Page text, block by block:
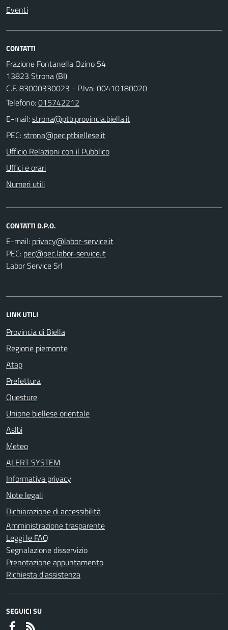
Eventi
CONTATTI
Frazione Fontanella Ozino 54
13823 Strona (BI)
C.F. 83000330023 - P.Iva: 00410180020
Telefono:015742212
E-mail:
PEC:
Ufficio Relazioni con il Pubblico
Uffici e orari
Numeri utili
CONTATTI D.P.O.
E-mail:
PEC:
Labor Service Srl
LINK UTILI
Provincia di Biella
Regione piemonte
Atap
Prefettura
Questure
Unione biellese orientale
Aslbi
Meteo
ALERT SYSTEM
Informativa privacy
Note legali
Dichiarazione di accessibilità
Amministrazione trasparente
Leggi le FAQ
Segnalazione disservizio
Prenotazione appuntamento
Richiesta d'assistenza
SEGUICI SU